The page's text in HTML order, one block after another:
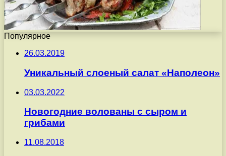
Популярное
26.03.2019
Уникальный слоеный салат «Наполеон»
03.03.2022
Новогодние волованы с сыром и
грибами
11.08.2018